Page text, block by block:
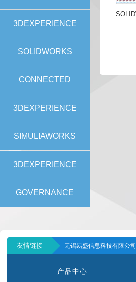
3DEXPERIENCE
SOLIDWORKS
CONNECTED
3DEXPERIENCE
SIMULIAWORKS
3DEXPERIENCE
GOVERNANCE
友情链接 无锡易盛信息科技有限公司
产品中心